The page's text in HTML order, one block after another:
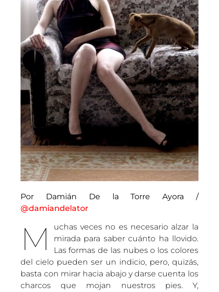
Por Damián De la Torre Ayora /
@damiandelator
M
uchas veces no es necesario alzar la
mirada para saber cuánto ha llovido.
Las formas de las nubes o los colores
del cielo pueden ser un indicio, pero, quizás,
basta con mirar hacia abajo y darse cuenta los
charcos que mojan nuestros pies. Y,